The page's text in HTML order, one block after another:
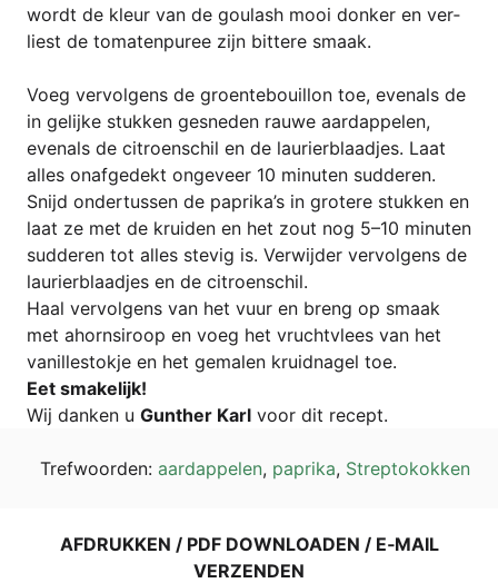
wordt de kleur van de goulash mooi don­ker en ver­
liest de toma­ten­pu­ree zijn bit­te­re smaak.
Voeg ver­vol­gens de groen­te­bouil­lon toe, evenals de
in geli­jke stuk­ken ges­ne­den rau­we aard­ap­pelen,
evenals de citroen­schil en de lau­rier­b­la­ad­jes. Laat
alles onaf­ge­dekt onge­ve­er 10 minu­ten sudderen.
Snijd onder­tus­sen de paprika’s in gro­te­re stuk­ken en
laat ze met de krui­den en het zout nog 5–10 minu­ten
sud­de­ren tot alles stevig is. Ver­wij­der ver­vol­gens de
lau­rier­b­la­ad­jes en de citroenschil.
Haal ver­vol­gens van het vuur en breng op smaak
met ahorn­si­roop en voeg het vrucht­v­lees van het
vanil­le­s­tok­je en het gema­len kruid­na­gel toe.
Eet sma­ke­li­jk!
Wij dan­ken u Gun­ther Karl voor dit recept.
Tref­wo­or­den: aard­ap­pelen, papri­ka, Strep­to­kok­ken
AFDRUK­KEN / PDF DOWN­LOA­DEN / E‑MAIL
VERZENDEN